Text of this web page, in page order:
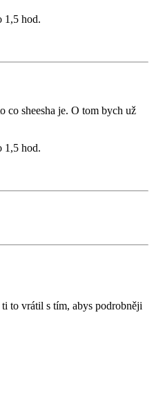
1,5 hod.
co sheesha je. O tom bych už
1,5 hod.
to vrátil s tím, abys podrobněji